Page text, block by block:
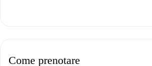
Come prenotare